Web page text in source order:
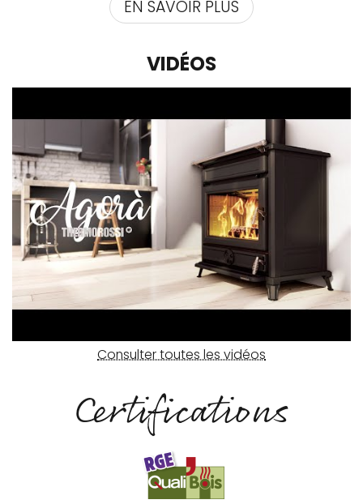
EN SAVOIR PLUS
VIDÉOS
Consulter toutes les vidéos
Certifications